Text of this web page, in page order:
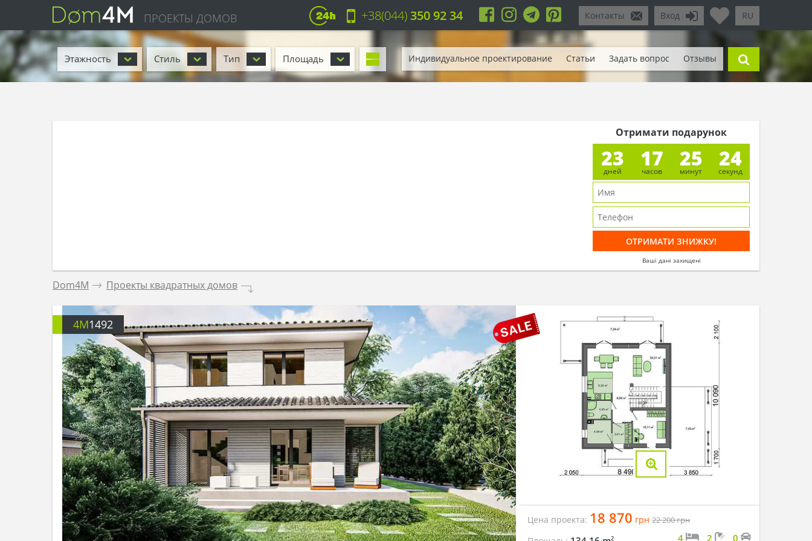
ПРОЕКТЫ ДОМОВ RU
Вход
Контакты
+38(044)350 92 34
Этажность Стиль Тип Площадь Индивидуальное проектирование Статьи Задать вопрос Отзывы
Отримати подарунок
23
дней
17
часов
25
минут
22
секунд
Ваші дані захищені
Dom4M . Проекты квадратных домов .
4M1492
Цена проекта: 18 870 грн 22 200грн
2 4 2 0